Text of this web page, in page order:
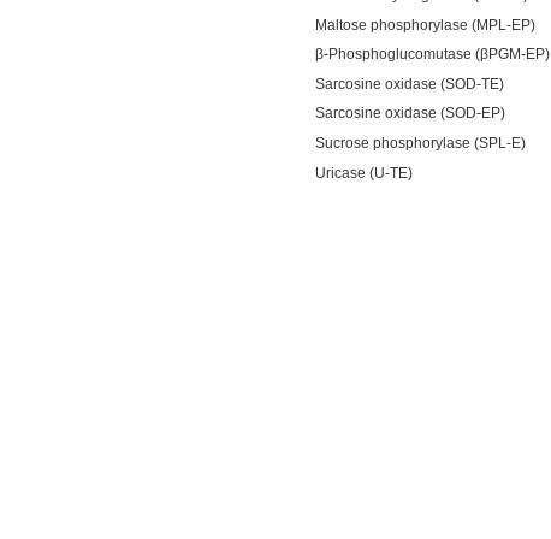
Maltose phosphorylase (MPL-EP)
β-Phosphoglucomutase (βPGM-EP)
Sarcosine oxidase (SOD-TE)
Sarcosine oxidase (SOD-EP)
Sucrose phosphorylase (SPL-E)
Uricase (U-TE)